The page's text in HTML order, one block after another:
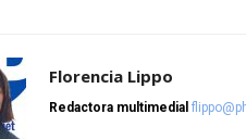
Florencia Lippo
Redactora multimedial